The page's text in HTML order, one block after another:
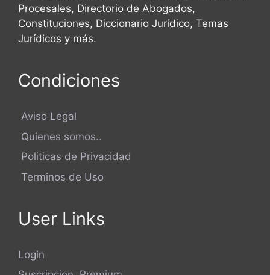
Procesales, Directorio de Abogados,
Constituciones, Diccionario Jurídico, Temas
Jurídicos y más.
Condiciones
Aviso Legal
Quienes somos..
Politicas de Privacidad
Terminos de Uso
User Links
Login